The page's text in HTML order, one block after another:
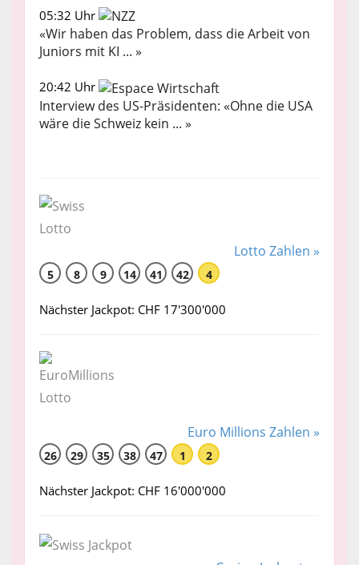
05:32 Uhr
«Wir haben das Problem, dass die Arbeit von
Juniors mit KI ... »
20:42 Uhr
Interview des US-Präsidenten: «Ohne die USA
wäre die Schweiz kein ... »
Lotto Zahlen »
5 8 9 14 41 42 4
Nächster Jackpot: CHF 17'300'000
Euro Millions Zahlen »
26 29 35 38 47 1 2
Nächster Jackpot: CHF 16'000'000